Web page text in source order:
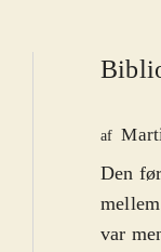
af
Den
var